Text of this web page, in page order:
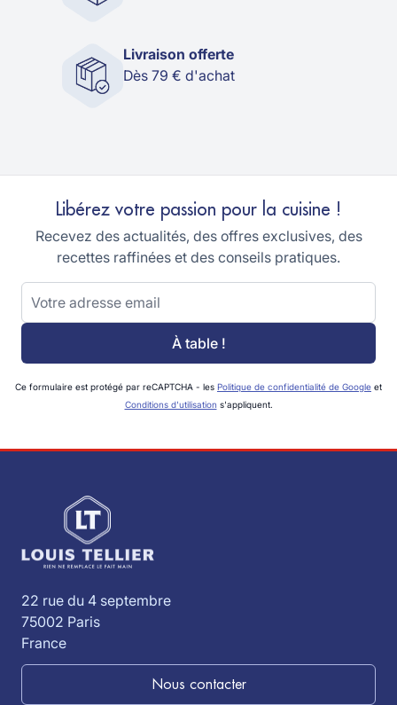
Livraison offerte
Dès 79 € d'achat
Libérez votre passion pour la cuisine !
Recevez des actualités, des offres exclusives, des
recettes raffinées et des conseils pratiques.
Adresse email
À table !
Ce formulaire est protégé par reCAPTCHA - les Politique de confidentialité de Google et
Conditions d'utilisation s'appliquent.
22 rue du 4 septembre
75002 Paris
France
Nous contacter